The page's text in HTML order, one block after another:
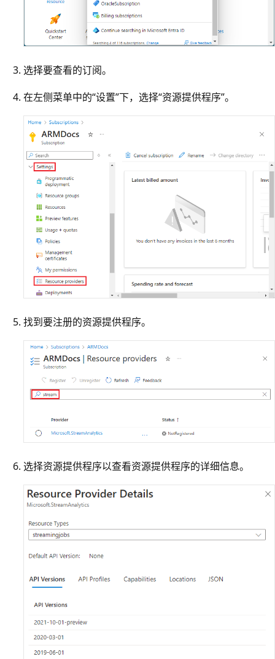
选择要查看的订阅。
在左侧菜单中的“设置”下，选择“资源提供程序”。
找到要注册的资源提供程序。
选择资源提供程序以查看资源提供程序的详细信息。